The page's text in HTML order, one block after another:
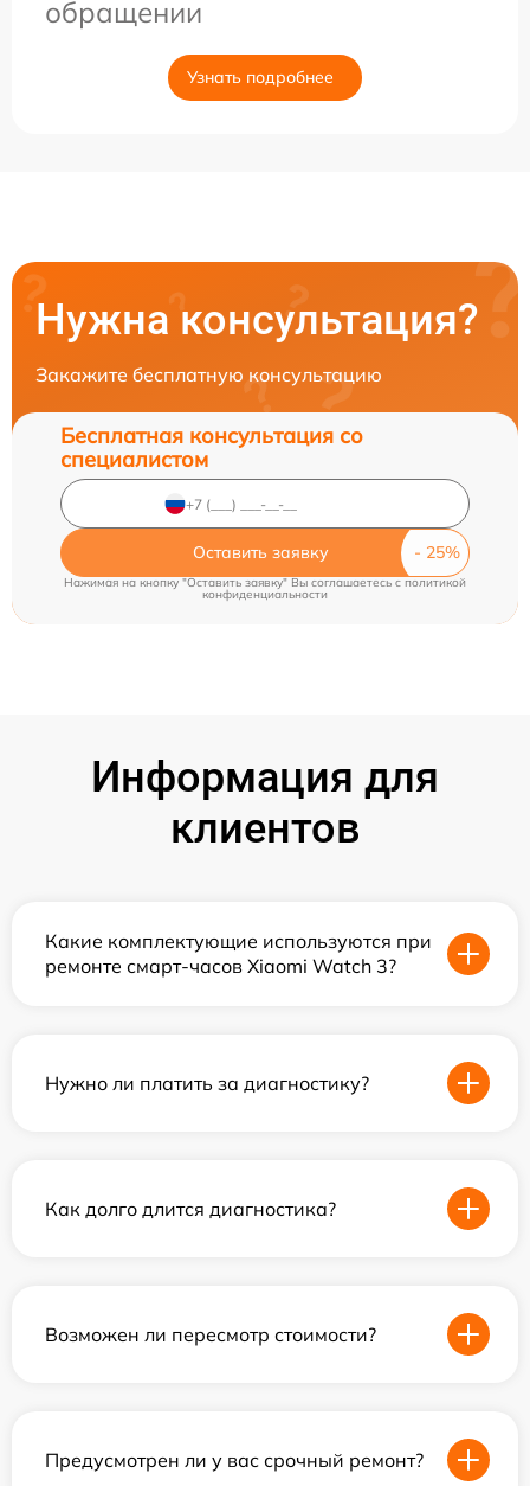
обращении
Узнать подробнее
Нужна консультация?
Закажите бесплатную консультацию
Бесплатная консультация со
специалистом
Оставить заявку
Нажимая на кнопку "Оставить заявку" Вы соглашаетесь c политикой
конфиденциальности
Информация для
клиентов
Какие комплектующие используются при
ремонте смарт-часов Xiaomi Watch 3?
Нужно ли платить за диагностику?
Как долго длится диагностика?
Возможен ли пересмотр стоимости?
Предусмотрен ли у вас срочный ремонт?